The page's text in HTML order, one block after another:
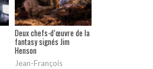
Deux chefs-d’œuvre de la
fantasy signés Jim
Henson
Jean-François